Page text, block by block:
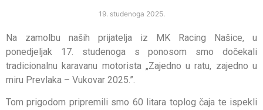
19. studenoga 2025.
Na zamolbu naših prijatelja iz MK Racing Našice, u
ponedjeljak 17. studenoga s ponosom smo dočekali
tradicionalnu karavanu motorista „Zajedno u ratu, zajedno u
miru Prevlaka – Vukovar 2025.”.
Tom prigodom pripremili smo 60 litara toplog čaja te ispekli